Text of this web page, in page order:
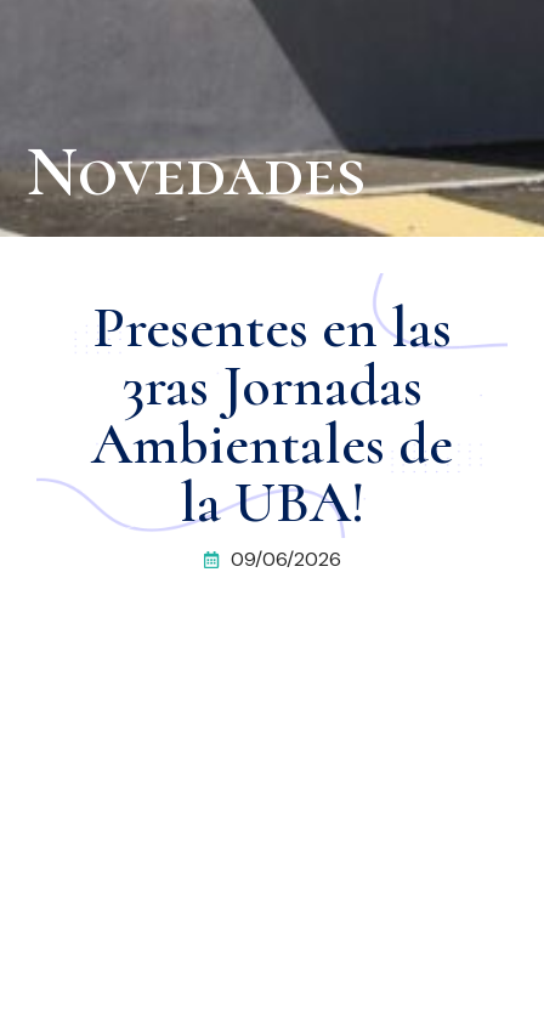
Novedades
Presentes en las
3ras Jornadas
Ambientales de
la UBA!
09/06/2026